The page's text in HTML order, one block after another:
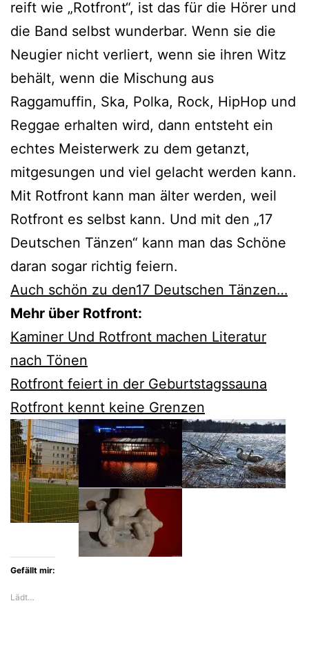
reift wie „Rotfront“, ist das für die Hörer und
die Band selbst wunderbar. Wenn sie die
Neugier nicht verliert, wenn sie ihren Witz
behält, wenn die Mischung aus
Raggamuffin, Ska, Polka, Rock, HipHop und
Reggae erhalten wird, dann entsteht ein
echtes Meisterwerk zu dem getanzt,
mitgesungen und viel gelacht werden kann.
Mit Rotfront kann man älter werden, weil
Rotfront es selbst kann. Und mit den „17
Deutschen Tänzen“ kann man das Schöne
daran sogar richtig feiern.
Auch schön zu den17 Deutschen Tänzen…
Mehr über Rotfront:
Kaminer Und Rotfront machen Literatur
nach Tönen
Rotfront feiert in der Geburtstagssauna
Rotfront kennt keine Grenzen
Gefällt mir:
Lädt…